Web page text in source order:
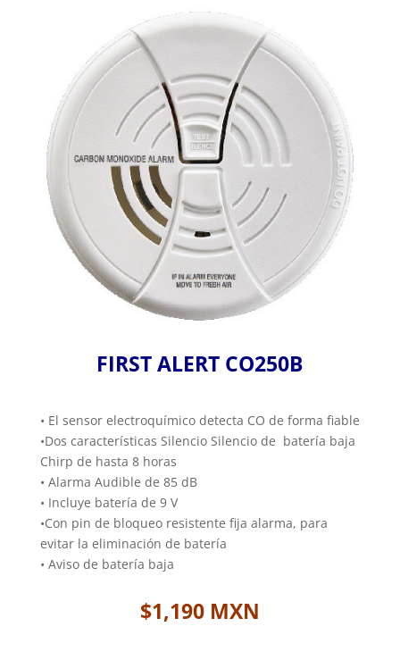
FIRST ALERT CO250B
• El sensor electroquímico detecta CO de forma fiable
•Dos características Silencio Silencio de batería baja
Chirp de hasta 8 horas
• Alarma Audible de 85 dB
• Incluye batería de 9 V
•Con pin de bloqueo resistente fija alarma, para
evitar la eliminación de batería
• Aviso de batería baja
$1,190 MXN